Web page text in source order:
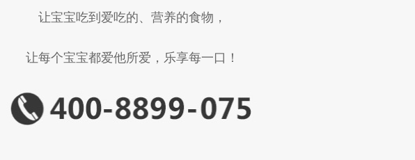
让宝宝吃到爱吃的、营养的食物，
让每个宝宝都爱他所爱，乐享每一口！